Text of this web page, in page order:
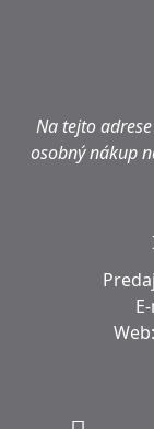
Na tejto
osobný nákup
Web: